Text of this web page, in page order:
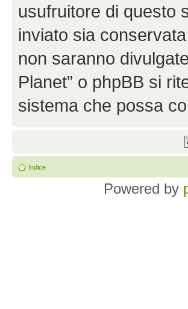
usufruitore di questo
inviato sia
non saranno
Planet” o phpBB si
sistema che possa
Indice
Powered by